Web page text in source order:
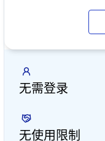
无需登录
无使用限制